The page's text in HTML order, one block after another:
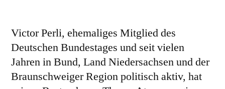
Victor Perli, ehemaliges Mitglied des
Deutschen Bundestages und seit vielen
Jahren in Bund, Land Niedersachsen und der
Braunschweiger Region politisch aktiv, hat